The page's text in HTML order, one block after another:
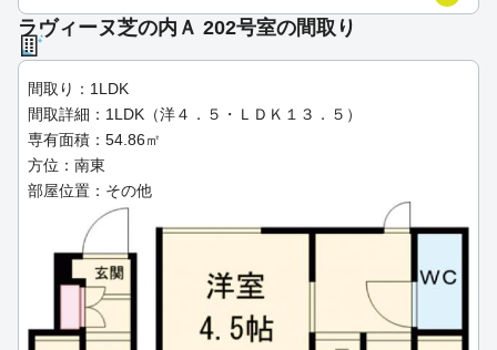
ラヴィーヌ芝の内Ａ 202号室の間取り
間取り：1LDK
間取詳細：1LDK（洋４．５・ＬＤＫ１３．５）
専有面積：54.86㎡
方位：南東
部屋位置：その他